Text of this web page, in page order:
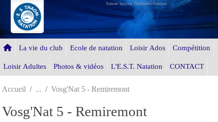
Entente Sportive Thaonnaise Natation
La vie du club Ecole de natation Loisir Ados Compétition
Loisir Adultes Photos & vidéos L'E.S.T. Natation CONTACT
Accueil Vosg'Nat 5 - Remiremont
Vosg'Nat 5 - Remiremont
Panneau de gestion des cookies